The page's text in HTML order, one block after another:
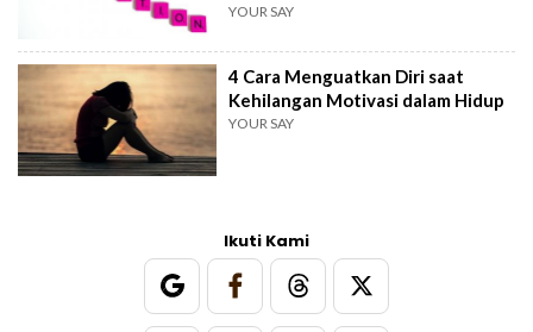
YOUR SAY
4 Cara Menguatkan Diri saat
Kehilangan Motivasi dalam Hidup
YOUR SAY
Ikuti Kami